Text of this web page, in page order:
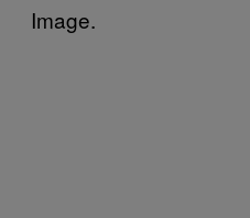
Image.